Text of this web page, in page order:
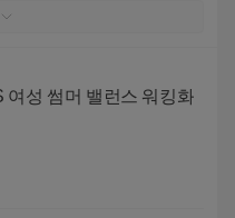
여성 썸머 밸런스 워킹화